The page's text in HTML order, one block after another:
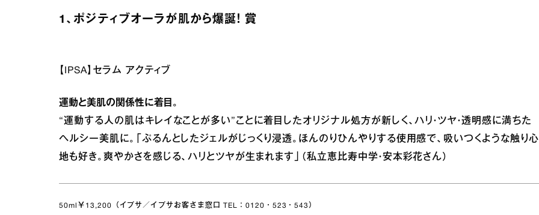
1、ポジティブオーラが肌から爆誕！ 賞
【IPSA】セラム アクティブ
運動と美肌の関係性に着目。
“運動する人の肌はキレイなことが多い”ことに着目したオリジナル処方が新しく、ハリ・ツヤ・透明感に満ちた
ヘルシー美肌に。「ぷるんとしたジェルがじっくり浸透。ほんのりひんやりする使用感で、吸いつくような触り心
地も好き。爽やかさを感じる、ハリとツヤが生まれます」（私立恵比寿中学・安本彩花さん）
50ml￥13,200（イプサ／イプサお客さま窓口 TEL：0120・523・543）